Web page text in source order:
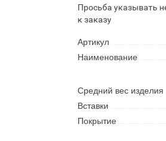
Просьба указывать
к заказу
Артикул
Наименование
Средний вес изделия
Вставки
Покрытие